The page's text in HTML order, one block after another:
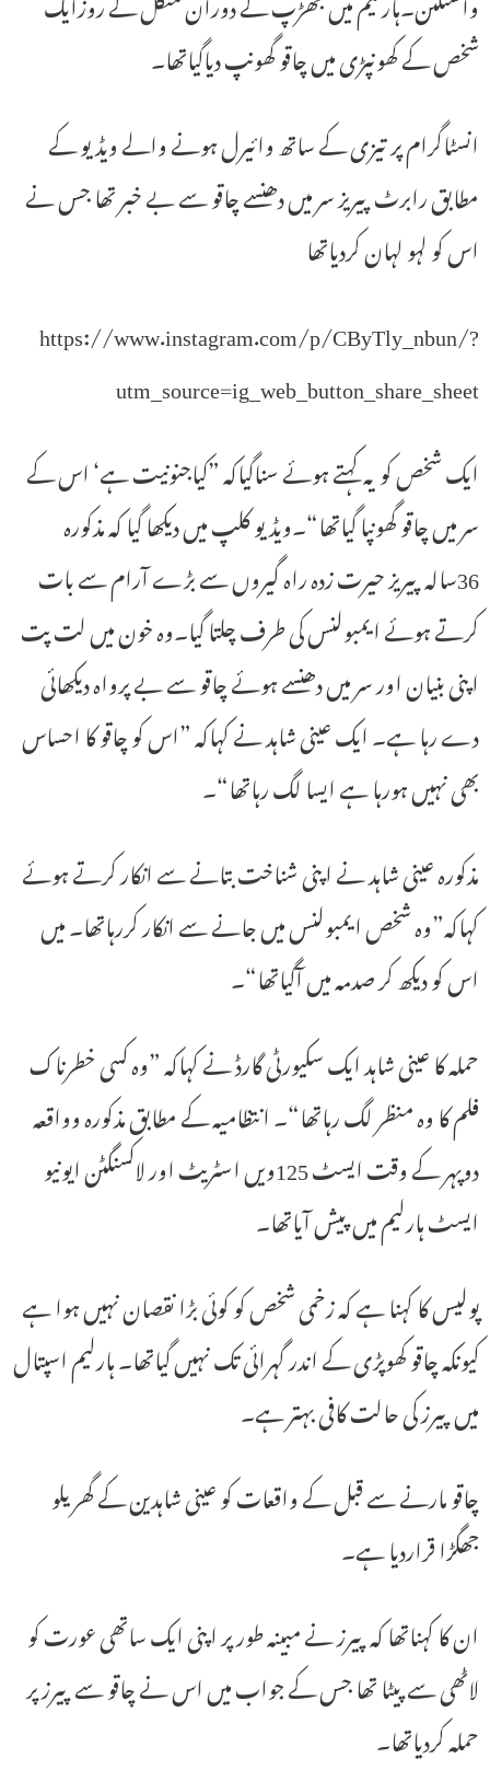
شخص کے کھونپڑی میں چاقو گھونپ دیاگیاتھا۔
انسٹاگرام پر تیزی کے ساتھ وائیرل ہونے والے ویڈیو کے
مطابق رابرٹ پیریز سر میں دھنسے چاقو سے بے خبر تھا جس نے
اس کو لہو لہان کردیاتھا
https://www.instagram.com/p/CByTly_nbun/?
utm_source=ig_web_button_share_sheet
ایک شخص کو یہ کہتے ہوئے سناگیاکہ ”کیاجنونیت ہے‘ اس کے
سر میں چاقو گھونپا گیاتھا“۔ویڈیو کلپ میں دیکھا گیا کہ مذکورہ
36سالہ پیریز حیرت زدہ راہ گیروں سے بڑے آرام سے بات
کرتے ہوئے ایمبولنس کی طرف چلتا گیا۔وہ خون میں لت پت
اپنی بنیان اور سر میں دھنسے ہوئے چاقو سے بے پرواہ دیکھائی
دے رہا ہے۔ ایک عینی شاہد نے کہاکہ ”اس کو چاقو کا احساس
بھی نہیں ہورہا ہے ایسا لگ رہاتھا“۔
مذکورہ عینی شاہد نے اپنی شناخت بتانے سے انکار کرتے ہوئے
کہاکہ”وہ شخص ایمبولنس میں جانے سے انکار کررہاتھا۔ میں
اس کو دیکھ کر صدمہ میں آگیاتھا“۔
حملہ کا عینی شاہد ایک سکیورٹی گارڈ نے کہاکہ ”وہ کسی خطرناک
فلم کا وہ منظر لگ رہاتھا“۔ انتظامیہ کے مطابق مذکورہ وواقعہ
دوپہر کے وقت ایسٹ 125ویں اسٹریٹ اور لاکسنگٹن ایونیو
ایسٹ ہارلیم میں پیش آیاتھا۔
پولیس کا کہنا ہے کہ زخمی شخص کو کوئی بڑا نقصان نہیں ہوا ہے
کیونکہ چاقو کھوپڑی کے اندر گہرائی تک نہیں گیاتھا۔ ہارلیم اسپتال
میں پیرز کی حالت کافی بہتر ہے۔
چاقو مارنے سے قبل کے واقعات کو عینی شاہدین کے گھریلو
جھگڑا قراردیا ہے۔
ان کا کہناتھا کہ پیرز نے مبینہ طور پر اپنی ایک ساتھی عورت کو
لاٹھی سے پیٹا تھا جس کے جواب میں اس نے چاقو سے پیرز پر
حملہ کردیاتھا۔